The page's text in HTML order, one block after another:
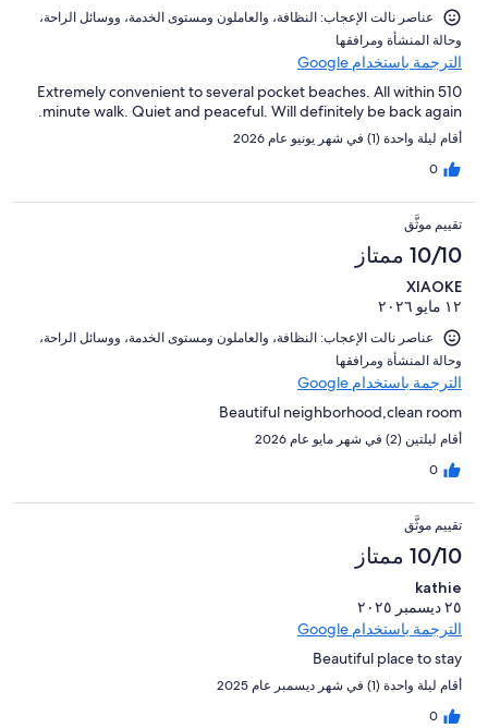
عناصر نالت الإعجاب: ⁦النظافة⁩، و⁦العاملون ومستوى الخدمة⁩، و⁦وسائل الراحة⁩،
و⁦حالة المنشأة ومرافقها⁩
الترجمة باستخدام Google
Extremely convenient to several pocket beaches. All within 510
minute walk. Quiet and peaceful. Will definitely be back again.
أقام ليلة واحدة (1) في شهر يونيو عام 2026
0
تقييم موثَّق
10/10 ممتاز
XIAOKE
١٢ مايو ٢٠٢٦
عناصر نالت الإعجاب: ⁦النظافة⁩، و⁦العاملون ومستوى الخدمة⁩، و⁦وسائل الراحة⁩،
و⁦حالة المنشأة ومرافقها⁩
الترجمة باستخدام Google
Beautiful neighborhood,clean room
أقام ليلتين (2) في شهر مايو عام 2026
0
تقييم موثَّق
10/10 ممتاز
kathie
٢٥ ديسمبر ٢٠٢٥
الترجمة باستخدام Google
Beautiful place to stay
أقام ليلة واحدة (1) في شهر ديسمبر عام 2025
0